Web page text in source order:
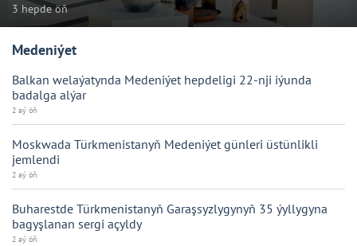
3 hepde öň
Medeniýet
Balkan welaýatynda Medeniýet hepdeligi 22-nji iýunda
badalga alýar
2 aý öň
Moskwada Türkmenistanyň Medeniýet günleri üstünlikli
jemlendi
2 aý öň
Buharestde Türkmenistanyň Garaşsyzlygynyň 35 ýyllygyna
bagyşlanan sergi açyldy
2 aý öň